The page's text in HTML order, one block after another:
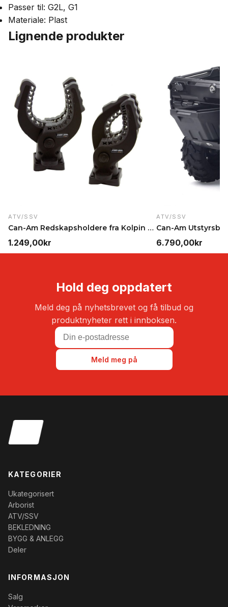
Passer til: G2L, G1
Materiale: Plast
Lignende produkter
ATV/SSV
Can-Am Redskapsholdere fra Kolpin – Universell pas…
1.249,00kr
ATV/SSV
6.790,00kr
Hold deg oppdatert
Meld deg på nyhetsbrevet og få tilbud og
produktnyheter rett i innboksen.
Meld meg på
KATEGORIER
Ukategorisert
Arborist
ATV/SSV
BEKLEDNING
BYGG & ANLEGG
Deler
INFORMASJON
Salg